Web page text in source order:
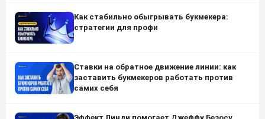
Как стабильно обыгрывать букмекера:
стратегии для профи
Ставки на обратное движение линии: как
заставить букмекеров работать против
самих себя